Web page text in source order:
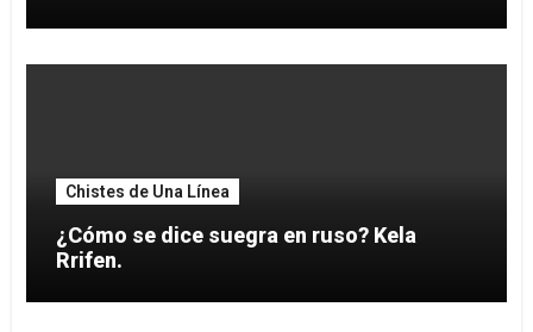
Chistes de Una Línea
¿Cómo se dice suegra en ruso? Kela
Rrifen.